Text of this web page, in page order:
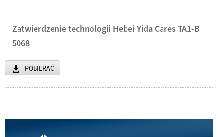
Zatwierdzenie technologii Hebei Yida Cares TA1-B
5068
POBIERAĆ